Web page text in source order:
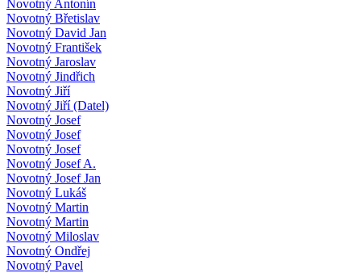
Novotný Antonín
Novotný Břetislav
Novotný David Jan
Novotný František
Novotný Jaroslav
Novotný Jindřich
Novotný Jiří
Novotný Jiří (Datel)
Novotný Josef
Novotný Josef
Novotný Josef
Novotný Josef A.
Novotný Josef Jan
Novotný Lukáš
Novotný Martin
Novotný Martin
Novotný Miloslav
Novotný Ondřej
Novotný Pavel